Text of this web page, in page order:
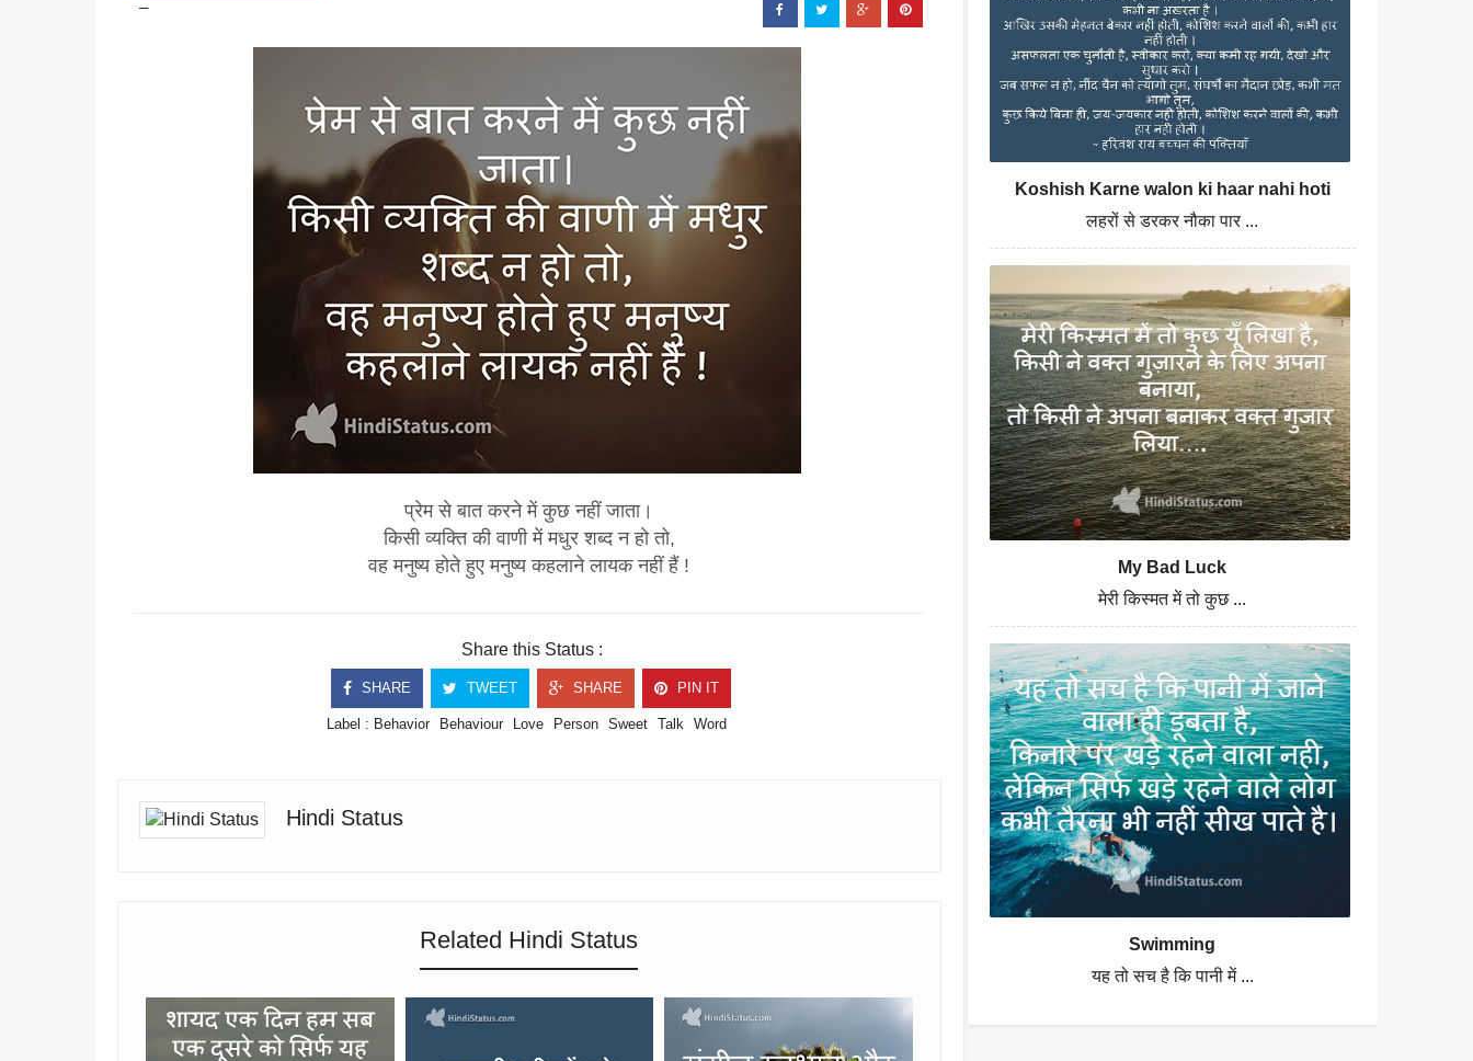
प्रेम से बात करने में कुछ नहीं जाता।
किसी व्यक्ति की वाणी में मधुर शब्द न हो तो,
वह मनुष्य होते हुए मनुष्य कहलाने लायक नहीं हैं !
Share this Status :
SHARE TWEET SHARE PIN IT
Label : Behavior Behaviour Love Person Sweet Talk Word
Hindi Status
Related Hindi Status
Koshish Karne walon ki haar nahi hoti
लहरों से डरकर नौका पार ...
My Bad Luck
मेरी किस्मत में तो कुछ ...
Swimming
यह तो सच है कि पानी में ...